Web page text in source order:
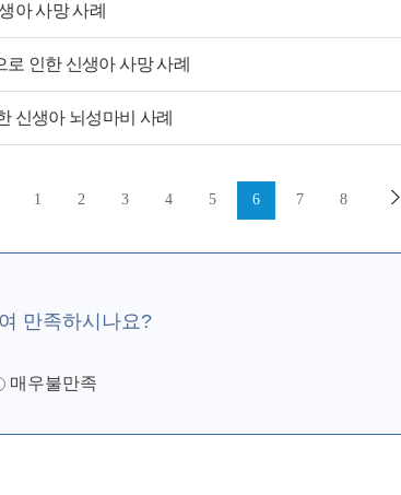
아 사망 사례
인한 신생아 사망 사례
신생아 뇌성마비 사례
1 2 3 4 5 6 7 8
만족하시나요?
매우불만족